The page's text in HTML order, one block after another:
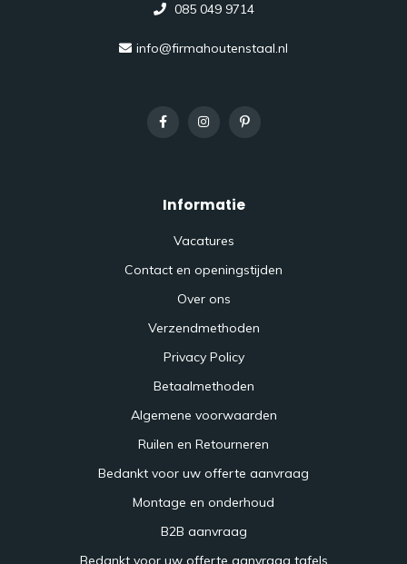
085 049 9714
info@firmahoutenstaal.nl
Informatie
Vacatures
Contact en openingstijden
Over ons
Verzendmethoden
Privacy Policy
Betaalmethoden
Algemene voorwaarden
Ruilen en Retourneren
Bedankt voor uw offerte aanvraag
Montage en onderhoud
B2B aanvraag
Bedankt voor uw offerte aanvraag tafels